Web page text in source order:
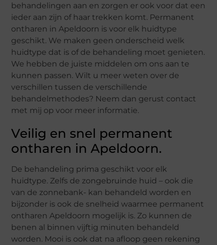
behandelingen aan en zorgen er ook voor dat een
ieder aan zijn of haar trekken komt. Permanent
ontharen in Apeldoorn is voor elk huidtype
geschikt. We maken geen onderscheid welk
huidtype dat is of de behandeling moet genieten.
We hebben de juiste middelen om ons aan te
kunnen passen. Wilt u meer weten over de
verschillen tussen de verschillende
behandelmethodes? Neem dan gerust contact
met mij op voor meer informatie.
Veilig en snel permanent
ontharen in Apeldoorn.
De behandeling prima geschikt voor elk
huidtype. Zelfs de zongebruinde huid – ook die
van de zonnebank- kan behandeld worden en
bijzonder is ook de snelheid waarmee permanent
ontharen Apeldoorn mogelijk is. Zo kunnen de
benen al binnen vijftig minuten behandeld
worden. Mooi is ook dat na afloop geen rekening